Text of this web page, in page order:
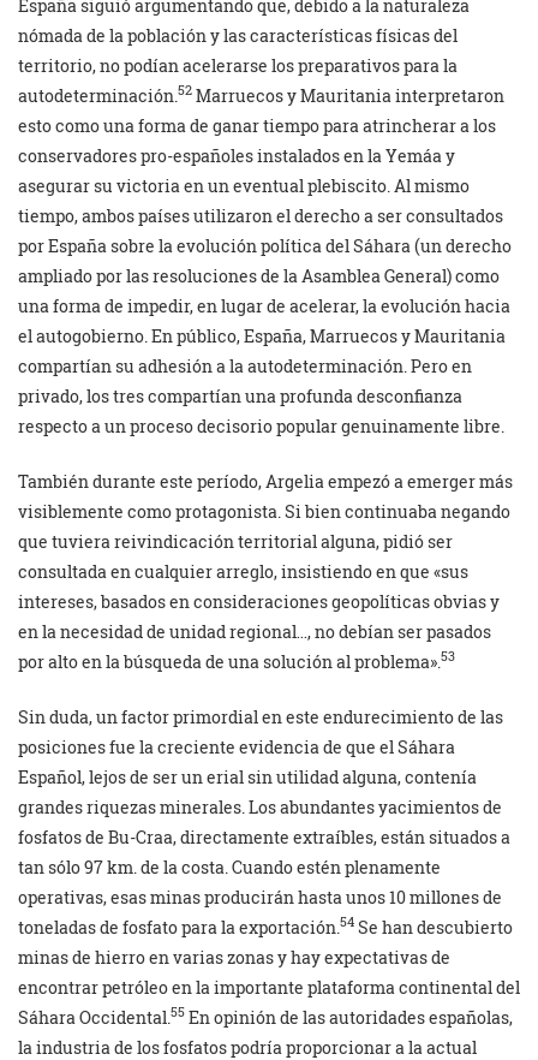
España siguió argumentando que, debido a la naturaleza
nómada de la población y las características físicas del
territorio, no podían acelerarse los preparativos para la
autodeterminación. 52 Marruecos y Mauritania interpretaron
esto como una forma de ganar tiempo para atrincherar a los
conservadores pro-españoles instalados en la Yemáa y
asegurar su victoria en un eventual plebiscito. Al mismo
tiempo, ambos países utilizaron el derecho a ser consultados
por España sobre la evolución política del Sáhara (un derecho
ampliado por las resoluciones de la Asamblea General) como
una forma de impedir, en lugar de acelerar, la evolución hacia
el autogobierno. En público, España, Marruecos y Mauritania
compartían su adhesión a la autodeterminación. Pero en
privado, los tres compartían una profunda desconfianza
respecto a un proceso decisorio popular genuinamente libre.
También durante este período, Argelia empezó a emerger más
visiblemente como protagonista. Si bien continuaba negando
que tuviera reivindicación territorial alguna, pidió ser
consultada en cualquier arreglo, insistiendo en que «sus
intereses, basados en consideraciones geopolíticas obvias y
en la necesidad de unidad regional…, no debían ser pasados
por alto en la búsqueda de una solución al problema». 53
Sin duda, un factor primordial en este endurecimiento de las
posiciones fue la creciente evidencia de que el Sáhara
Español, lejos de ser un erial sin utilidad alguna, contenía
grandes riquezas minerales. Los abundantes yacimientos de
fosfatos de Bu-Craa, directamente extraíbles, están situados a
tan sólo 97 km. de la costa. Cuando estén plenamente
operativas, esas minas producirán hasta unos 10 millones de
toneladas de fosfato para la exportación. 54 Se han descubierto
minas de hierro en varias zonas y hay expectativas de
encontrar petróleo en la importante plataforma continental del
Sáhara Occidental. 55 En opinión de las autoridades españolas,
la industria de los fosfatos podría proporcionar a la actual